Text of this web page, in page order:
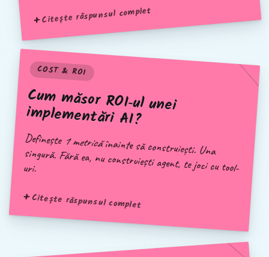
Citește răspunsul complet
COST & ROI
Cum măsor ROI‑ul unei
implementări AI?
Definește 1 metricăînainte să construiești. Una
singură. Fără ea, nu construiești agent, te joci cu tool-uri.
Citește răspunsul complet